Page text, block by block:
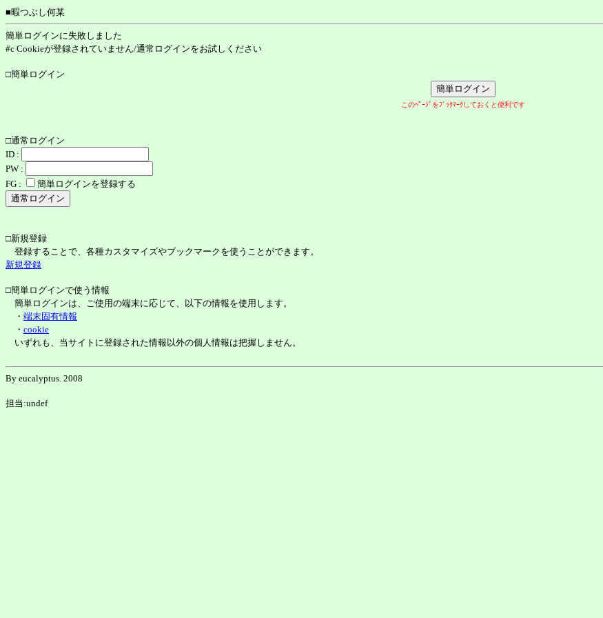
■暇つぶし何某
簡単ログインに失敗しました
#c Cookieが登録されていません/通常ログインをお試しください
□簡単ログイン
このﾍﾟｰｼﾞをﾌﾞｯｸﾏｰｸしておくと便利です
□通常ログイン
ID :
PW :
FG :
簡単ログインを登録する
□新規登録
登録することで、各種カスタマイズやブックマークを使うことができます。
新規登録
□簡単ログインで使う情報
簡単ログインは、ご使用の端末に応じて、以下の情報を使用します。
・ 端末固有情報
・ cookie
いずれも、当サイトに登録された情報以外の個人情報は把握しません。
By eucalyptus. 2008
担当:undef